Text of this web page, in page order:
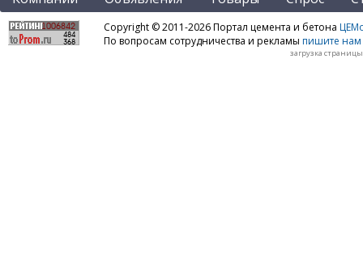
Copyright © 2011-2026 Портал цемента и бетона
По вопросам сотрудничества и рекламы пишите нам
загрузка